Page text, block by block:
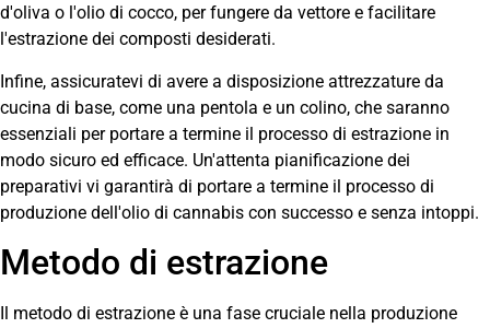
d'oliva o l'olio di cocco, per fungere da vettore e facilitare
l'estrazione dei composti desiderati.
Infine, assicuratevi di avere a disposizione attrezzature da
cucina di base, come una pentola e un colino, che saranno
essenziali per portare a termine il processo di estrazione in
modo sicuro ed efficace. Un'attenta pianificazione dei
preparativi vi garantirà di portare a termine il processo di
produzione dell'olio di cannabis con successo e senza intoppi.
Metodo di estrazione
Il metodo di estrazione è una fase cruciale nella produzione